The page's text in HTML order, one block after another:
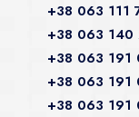
+38 063 111
+38 063 140
+38 063 191
+38 063 191
+38 063 191